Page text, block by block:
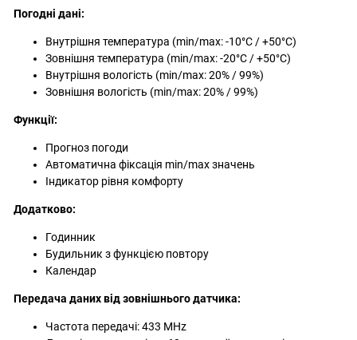
Погодні дані:
Внутрішня температура (min/max: -10°C / +50°C)
Зовнішня температура (min/max: -20°C / +50°C)
Внутрішня вологість (min/max: 20% / 99%)
Зовнішня вологість (min/max: 20% / 99%)
Функції:
Прогноз погоди
Автоматична фіксація min/max значень
Індикатор рівня комфорту
Додатково:
Годинник
Будильник з функцією повтору
Календар
Передача даних від зовнішнього датчика:
Частота передачі: 433 MHz